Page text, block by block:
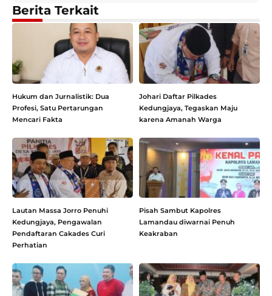
Berita Terkait
Hukum dan Jurnalistik: Dua
Profesi, Satu Pertarungan
Mencari Fakta
Johari Daftar Pilkades
Kedungjaya, Tegaskan Maju
karena Amanah Warga
Lautan Massa Jorro Penuhi
Kedungjaya, Pengawalan
Pendaftaran Cakades Curi
Perhatian
Pisah Sambut Kapolres
Lamandau diwarnai Penuh
Keakraban